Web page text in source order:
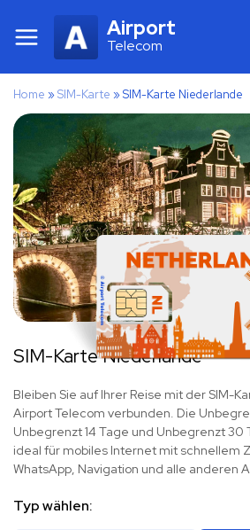
Airport
Telecom
Home »SIM-Karte »SIM-Karte Niederlande
SIM-Karte Niederlande
Bleiben Sie auf Ihrer Reise mit der SIM-
Airport Telecom verbunden. Die
Unbegrenzt 14 Tage und Unbegrenzt 30
ideal für mobiles Internet mit schnellem
WhatsApp, Navigation und alle anderen
Typ wählen: